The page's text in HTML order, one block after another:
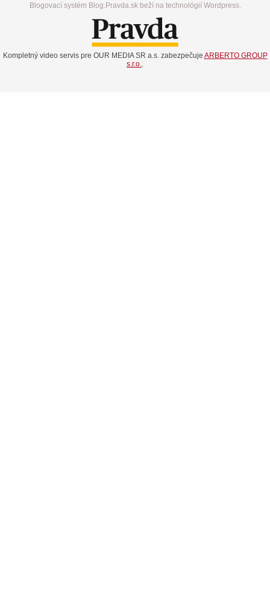
Blogovací systém Blog.Pravda.sk beží na technológií Wordpress.
Kompletný video servis pre OUR MEDIA SR a.s. zabezpečuje ARBERTO GROUP
s.r.o.